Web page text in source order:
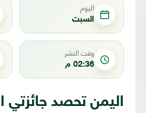
اليوم
السبت
وقت النشر
02:36 م
اليمن تحصد جائزتي